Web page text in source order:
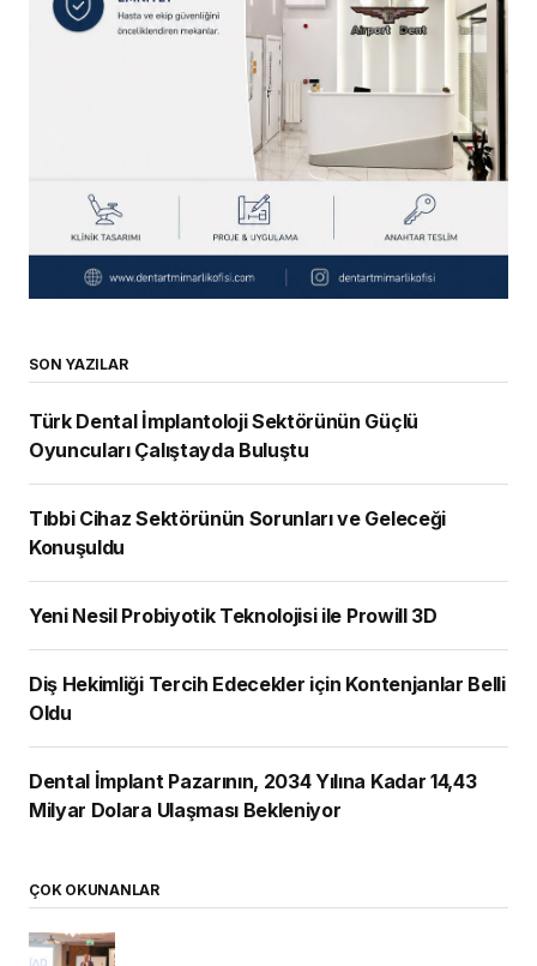
SON YAZILAR
Türk Dental İmplantoloji Sektörünün Güçlü
Oyuncuları Çalıştayda Buluştu
Tıbbi Cihaz Sektörünün Sorunları ve Geleceği
Konuşuldu
Yeni Nesil Probiyotik Teknolojisi ile Prowill 3D
Diş Hekimliği Tercih Edecekler için Kontenjanlar Belli
Oldu
Dental İmplant Pazarının, 2034 Yılına Kadar 14,43
Milyar Dolara Ulaşması Bekleniyor
ÇOK OKUNANLAR